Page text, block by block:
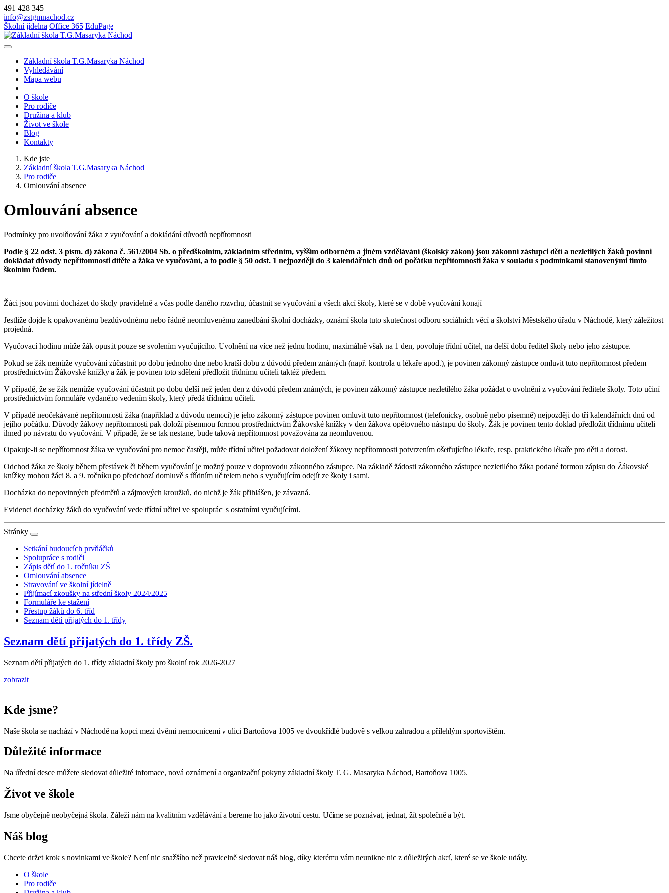
491 428 345
info@zstgmnachod.cz
Školní jídelna Office 365 EduPage
Základní škola T.G.Masaryka Náchod
Vyhledávání
Mapa webu
O škole
Pro rodiče
Družina a klub
Život ve škole
Blog
Kontakty
Kde jste
Základní škola T.G.Masaryka Náchod
Pro rodiče
Omlouvání absence
Omlouvání absence
Podmínky pro uvolňování žáka z vyučování a dokládání důvodů nepřítomnosti
Podle § 22 odst. 3 písm. d) zákona č. 561/2004 Sb. o předškolním, základním středním, vyšším odborném a jiném vzdělávání (školský zákon) jsou zákonní zástupci dětí a nezletilých žáků povinni
dokládat důvody nepřítomnosti dítěte a žáka ve vyučování, a to podle § 50 odst. 1 nejpozději do 3 kalendářních dnů od počátku nepřítomnosti žáka v souladu s podmínkami stanovenými tímto
školním řádem.
Žáci jsou povinni docházet do školy pravidelně a včas podle daného rozvrhu, účastnit se vyučování a všech akcí školy, které se v době vyučování konají
Jestliže dojde k opakovanému bezdůvodnému nebo řádně neomluvenému zanedbání školní docházky, oznámí škola tuto skutečnost odboru sociálních věcí a školství Městského úřadu v Náchodě, který záležitost
projedná.
Vyučovací hodinu může žák opustit pouze se svolením vyučujícího. Uvolnění na více než jednu hodinu, maximálně však na 1 den, povoluje třídní učitel, na delší dobu ředitel školy nebo jeho zástupce.
Pokud se žák nemůže vyučování zúčastnit po dobu jednoho dne nebo kratší dobu z důvodů předem známých (např. kontrola u lékaře apod.), je povinen zákonný zástupce omluvit tuto nepřítomnost předem
prostřednictvím Žákovské knížky a žák je povinen toto sdělení předložit třídnímu učiteli taktéž předem.
V případě, že se žák nemůže vyučování účastnit po dobu delší než jeden den z důvodů předem známých, je povinen zákonný zástupce nezletilého žáka požádat o uvolnění z vyučování ředitele školy. Toto učiní
prostřednictvím formuláře vydaného vedením školy, který předá třídnímu učiteli.
V případě neočekávané nepřítomnosti žáka (například z důvodu nemoci) je jeho zákonný zástupce povinen omluvit tuto nepřítomnost (telefonicky, osobně nebo písemně) nejpozději do tří kalendářních dnů od
jejího počátku. Důvody žákovy nepřítomnosti pak doloží písemnou formou prostřednictvím Žákovské knížky v den žákova opětovného nástupu do školy. Žák je povinen tento doklad předložit třídnímu učiteli
ihned po návratu do vyučování. V případě, že se tak nestane, bude taková nepřítomnost považována za neomluvenou.
Opakuje-li se nepřítomnost žáka ve vyučování pro nemoc častěji, může třídní učitel požadovat doložení žákovy nepřítomnosti potvrzením ošetřujícího lékaře, resp. praktického lékaře pro děti a dorost.
Odchod žáka ze školy během přestávek či během vyučování je možný pouze v doprovodu zákonného zástupce. Na základě žádosti zákonného zástupce nezletilého žáka podané formou zápisu do Žákovské
knížky mohou žáci 8. a 9. ročníku po předchozí domluvě s třídním učitelem nebo s vyučujícím odejít ze školy i sami.
Docházka do nepovinných předmětů a zájmových kroužků, do nichž je žák přihlášen, je závazná.
Evidenci docházky žáků do vyučování vede třídní učitel ve spolupráci s ostatními vyučujícími.
Stránky
Setkání budoucích prvňáčků
Spolupráce s rodiči
Zápis dětí do 1. ročníku ZŠ
Omlouvání absence
Stravování ve školní jídelně
Přijímací zkoušky na střední školy 2024/2025
Formuláře ke stažení
Přestup žáků do 6. tříd
Seznam dětí přijatých do 1. třídy
Seznam dětí přijatých do 1. třídy ZŠ.
Seznam dětí přijatých do 1. třídy základní školy pro školní rok 2026-2027
zobrazit
Kde jsme?
Naše škola se nachází v Náchodě na kopci mezi dvěmi nemocnicemi v ulici Bartoňova 1005 ve dvoukřídlé budově s velkou zahradou a přílehlým sportovištěm.
Důležité informace
Na úřední desce můžete sledovat důležité infomace, nová oznámení a organizační pokyny základní školy T. G. Masaryka Náchod, Bartoňova 1005.
Život ve škole
Jsme obyčejně neobyčejná škola. Záleží nám na kvalitním vzdělávání a bereme ho jako životní cestu. Učíme se poznávat, jednat, žít společně a být.
Náš blog
Chcete držet krok s novinkami ve škole? Není nic snažšího než pravidelně sledovat náš blog, díky kterému vám neunikne nic z důležitých akcí, které se ve škole udály.
O škole
Pro rodiče